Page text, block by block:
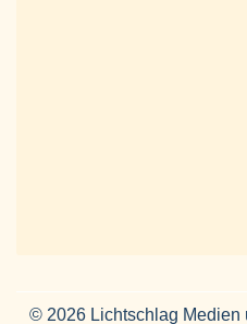
© 2026 Lichtschlag Medien